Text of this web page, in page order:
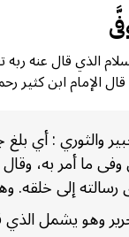
الذي قال عنه ربه
قال الإمام ابن کثیر
والثوري : أي بلغ
ما أمر به،
رسالته إلى خلقه.
وهو يشمل الذي